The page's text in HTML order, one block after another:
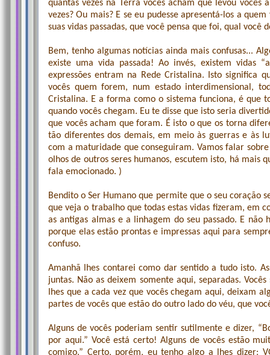
quantas vezes na Terra vocês acham que levou vocês
vezes? Ou mais? E se eu pudesse apresentá-los a
suas vidas passadas, que você pensa que foi, qual você
Bem, tenho algumas notícias ainda mais confusas...
existe uma vida passada! Ao invés, existem vidas
expressões entram na Rede Cristalina. Isto significa
vocês quem forem, num estado interdimensional,
Cristalina. E a forma como o sistema funciona, é que
quando vocês chegam. Eu te disse que isto seria
que vocês acham que foram. É isto o que os torna
tão diferentes dos demais, em meio às guerras e às
com a maturidade que conseguiram. Vamos falar
olhos de outros seres humanos, escutem isto, há mais
fala emocionado. )
Bendito o Ser Humano que permite que o seu coração
que veja o trabalho que todas estas vidas fizeram, em
as antigas almas e a linhagem do seu passado. E
porque elas estão prontas e impressas aqui para
confuso.
Amanhã lhes contarei como dar sentido a tudo isto.
juntas. Não as deixem somente aqui, separadas.
lhes que a cada vez que vocês chegam aqui, deixam
partes de vocês que estão do outro lado do véu, que
Alguns de vocês poderiam sentir sutilmente e dizer,
por aqui.” Você está certo! Alguns de vocês estão
comigo.” Certo, porém, eu tenho algo a lhes dizer: